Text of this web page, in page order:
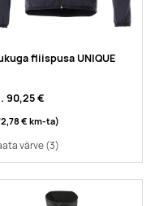
fliispusa UNIQUE
90,25 €
€ km-ta)
värve(3)